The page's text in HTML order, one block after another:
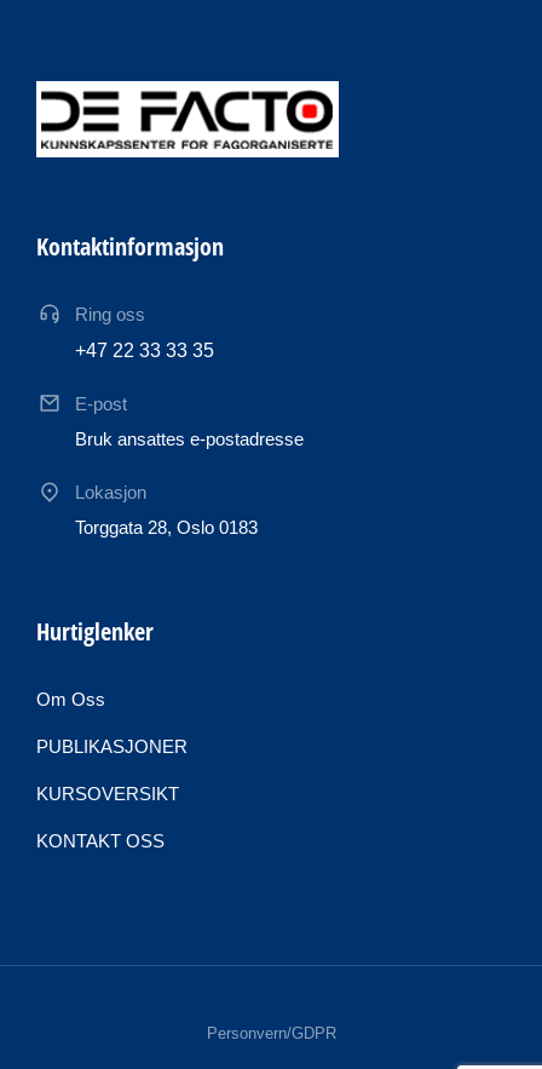
Kontaktinformasjon
Ring oss
+47 22 33 33 35
E-post
Bruk ansattes e-postadresse
Lokasjon
Torggata 28, Oslo 0183
Hurtiglenker
Om Oss
PUBLIKASJONER
KURSOVERSIKT
KONTAKT OSS
Personvern/GDPR